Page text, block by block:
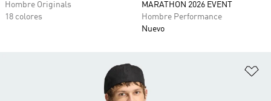
Hombre Originals
18 colores
MARATHON 2026 EVENT
Hombre Performance
Nuevo